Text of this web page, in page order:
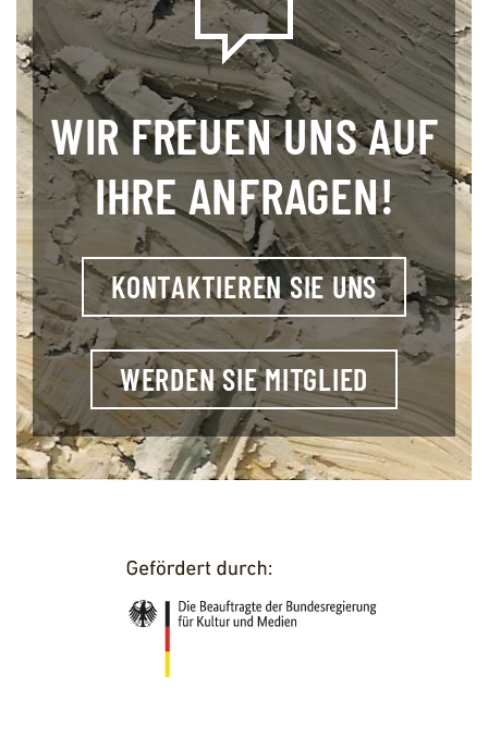
WIR FREUEN UNS AUF
IHRE ANFRAGEN!
KONTAKTIEREN SIE UNS
WERDEN SIE MITGLIED